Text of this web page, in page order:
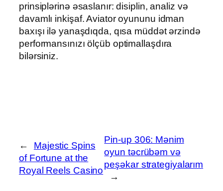
prinsiplərinə əsaslanır: disiplin, analiz və
davamlı inkişaf. Aviator oyununu idman
baxışı ilə yanaşdıqda, qısa müddət ərzində
performansınızı ölçüb optimallaşdıra
bilərsiniz.
←
Majestic Spins
of Fortune at the
Royal Reels Casino
Pin-up 306: Mənim
oyun təcrübəm və
peşəkar strategiyalarım
→